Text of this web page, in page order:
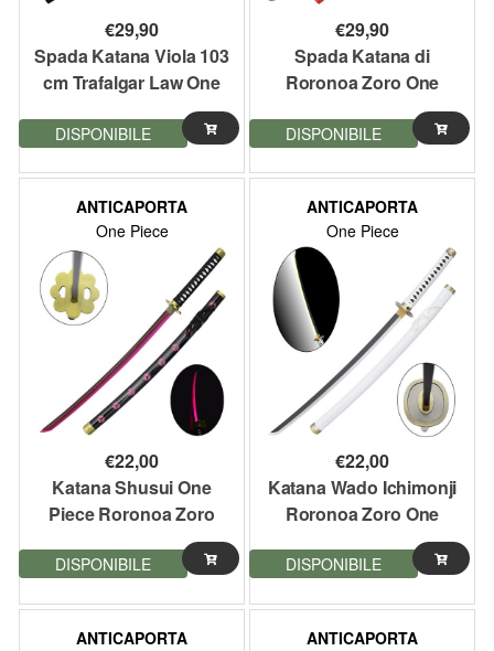
€29,90
Spada Katana Viola 103
cm Trafalgar Law One
DISPONIBILE
€29,90
Spada Katana di
Roronoa Zoro One
DISPONIBILE
ANTICAPORTA
One Piece
€22,00
Katana Shusui One
Piece Roronoa Zoro
con illuminazione led
DISPONIBILE
ANTICAPORTA
One Piece
€22,00
Katana Wado Ichimonji
Roronoa Zoro One
Piece con illuminazione
led
DISPONIBILE
ANTICAPORTA
ANTICAPORTA